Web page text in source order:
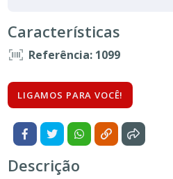
Características
Referência: 1099
LIGAMOS PARA VOCÊ!
Descrição